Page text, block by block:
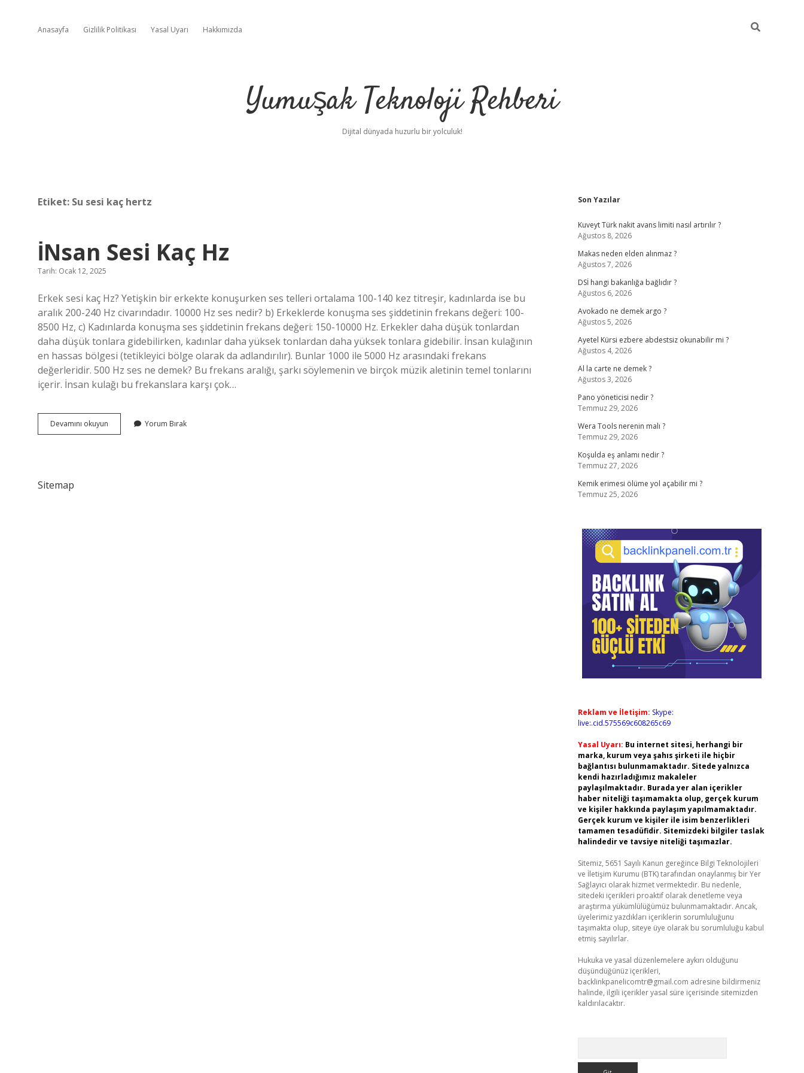
Anasayfa Gizlilik Politikası Yasal Uyarı Hakkımızda
Yumuşak Teknoloji Rehberi
Dijital dünyada huzurlu bir yolculuk!
Etiket: Su sesi kaç hertz
İNsan Sesi Kaç Hz
Tarih: Ocak 12, 2025
Erkek sesi kaç Hz? Yetişkin bir erkekte konuşurken ses telleri ortalama 100-140 kez titreşir, kadınlarda ise bu
aralık 200-240 Hz civarındadır. 10000 Hz ses nedir? b) Erkeklerde konuşma ses şiddetinin frekans değeri: 100-
8500 Hz, c) Kadınlarda konuşma ses şiddetinin frekans değeri: 150-10000 Hz. Erkekler daha düşük tonlardan
daha düşük tonlara gidebilirken, kadınlar daha yüksek tonlardan daha yüksek tonlara gidebilir. İnsan kulağının
en hassas bölgesi (tetikleyici bölge olarak da adlandırılır). Bunlar 1000 ile 5000 Hz arasındaki frekans
değerleridir. 500 Hz ses ne demek? Bu frekans aralığı, şarkı söylemenin ve birçok müzik aletinin temel tonlarını
içerir. İnsan kulağı bu frekanslara karşı çok…
Devamını okuyun
Sesi
Yorum Bırak
Sitemap
Sidebar
Son Yazılar
Kuveyt Türk nakit avans limiti nasıl artırılır ?
Ağustos 8, 2026
Makas neden elden alınmaz ?
Ağustos 7, 2026
DSİ hangi bakanlığa bağlıdır ?
Ağustos 6, 2026
Avokado ne demek argo ?
Ağustos 5, 2026
Ayetel Kürsi ezbere abdestsiz okunabilir mi ?
Ağustos 4, 2026
Al la carte ne demek ?
Ağustos 3, 2026
Pano yöneticisi nedir ?
Temmuz 29, 2026
Wera Tools nerenin malı ?
Temmuz 29, 2026
Koşulda eş anlamı nedir ?
Temmuz 27, 2026
Kemik erimesi ölüme yol açabilir mi ?
Temmuz 25, 2026
Reklam ve İletişim: Skype:
live:.cid.575569c608265c69
Yasal Uyarı: Bu internet sitesi, herhangi bir
marka, kurum veya şahıs şirketi ile hiçbir
bağlantısı bulunmamaktadır. Sitede yalnızca
kendi hazırladığımız makaleler
paylaşılmaktadır. Burada yer alan içerikler
haber niteliği taşımamakta olup, gerçek kurum
ve kişiler hakkında paylaşım yapılmamaktadır.
Gerçek kurum ve kişiler ile isim benzerlikleri
tamamen tesadüfidir. Sitemizdeki bilgiler taslak
halindedir ve tavsiye niteliği taşımazlar.
Sitemiz, 5651 Sayılı Kanun gereğince Bilgi Teknolojileri
ve İletişim Kurumu (BTK) tarafından onaylanmış bir Yer
Sağlayıcı olarak hizmet vermektedir. Bu nedenle,
sitedeki içerikleri proaktif olarak denetleme veya
araştırma yükümlülüğümüz bulunmamaktadır. Ancak,
üyelerimiz yazdıkları içeriklerin sorumluluğunu
taşımakta olup, siteye üye olarak bu sorumluluğu kabul
etmiş sayılırlar.
Hukuka ve yasal düzenlemelere aykırı olduğunu
düşündüğünüz içerikleri,
backlinkpanelicomtr@gmail.com adresine bildirmeniz
halinde, ilgili içerikler yasal süre içerisinde sitemizden
kaldırılacaktır.